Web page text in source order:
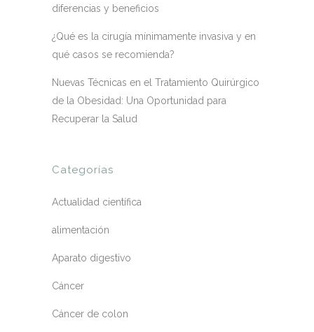
diferencias y beneficios
¿Qué es la cirugía mínimamente invasiva y en
qué casos se recomienda?
Nuevas Técnicas en el Tratamiento Quirúrgico
de la Obesidad: Una Oportunidad para
Recuperar la Salud
Categorías
Actualidad científica
alimentación
Aparato digestivo
Cáncer
Cáncer de colon